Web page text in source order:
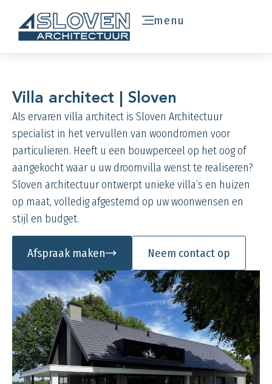
menu
Villa architect | Sloven
Als ervaren villa architect is Sloven Architectuur
specialist in het vervullen van woondromen voor
particulieren. Heeft u een bouwperceel op het oog of
aangekocht waar u uw droomvilla wenst te realiseren?
Sloven architectuur ontwerpt unieke villa’s en huizen
op maat, volledig afgestemd op uw woonwensen en
stijl en budget.
Afspraak maken Neem contact op